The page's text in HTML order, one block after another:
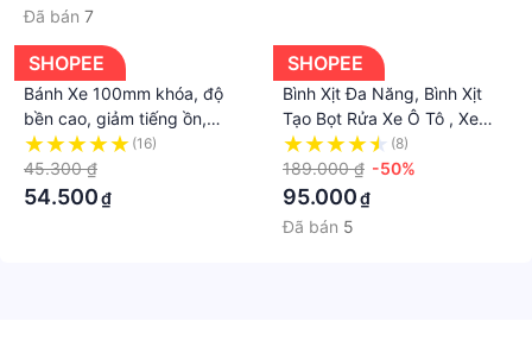
Đã bán 7
SHOPEE
Bánh Xe 100mm khóa, độ
bền cao, giảm tiếng ồn,
nhựa cứng cao cấp, đảm
bảo chất lượng, nhiều mẫu
mã, giao hàng uy tín
(16)
45.300 ₫
54.500₫
SHOPEE
Bình Xịt Đa Năng, Bình Xịt
Tạo Bọt Rửa Xe Ô Tô , Xe
Máy Bình Tưới Cây Cầm Tay
Tiện Dụng
(8)
189.000 ₫ -50%
95.000₫
Đã bán 5